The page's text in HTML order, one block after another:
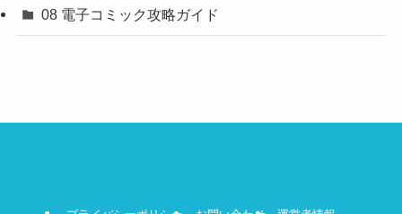
08 電子コミック攻略ガイド